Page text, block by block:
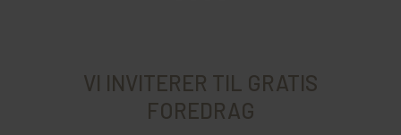
VI INVITERER TIL GRATIS
FOREDRAG